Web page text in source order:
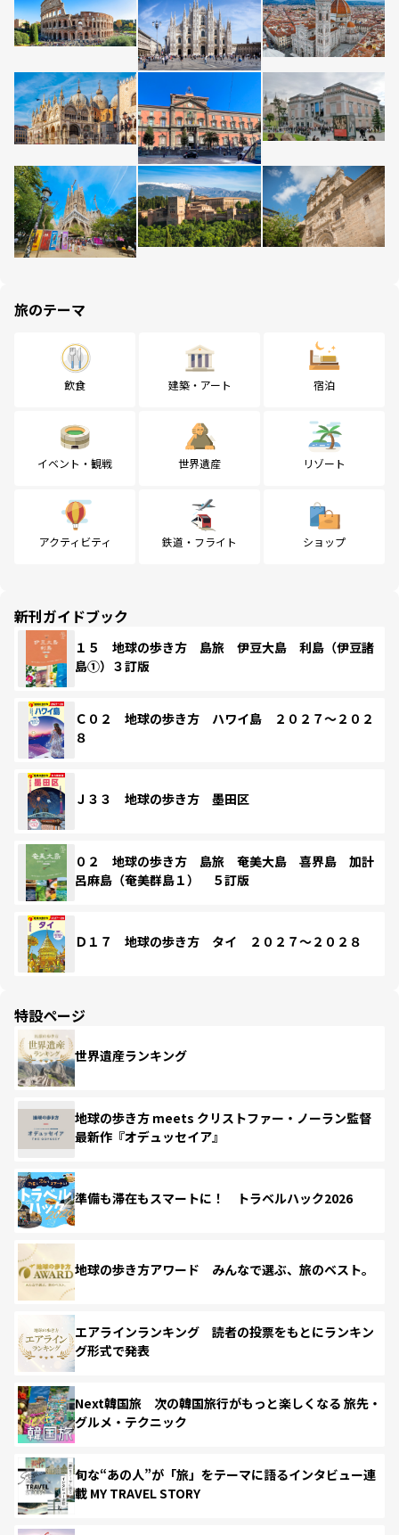
旅のテーマ
飲食 建築・アート 宿泊
イベント・観戦 世界遺産 リゾート
アクティビティ 鉄道・フライト ショップ
新刊ガイドブック
１５ 地球の歩き方 島旅 伊豆大島 利島（伊豆諸
島①）３訂版
Ｃ０２ 地球の歩き方 ハワイ島 ２０２７～２０２
８
Ｊ３３ 地球の歩き方 墨田区
０２ 地球の歩き方 島旅 奄美大島 喜界島 加計
呂麻島（奄美群島１） ５訂版
Ｄ１７ 地球の歩き方 タイ ２０２７～２０２８
特設ページ
世界遺産ランキング
地球の歩き方 meets クリストファー・ノーラン監督
最新作『オデュッセイア』
準備も滞在もスマートに！ トラベルハック2026
地球の歩き方アワード みんなで選ぶ、旅のベスト。
エアラインランキング 読者の投票をもとにランキン
グ形式で発表
Next韓国旅 次の韓国旅行がもっと楽しくなる 旅先・
グルメ・テクニック
旬な“あの人”が「旅」をテーマに語るインタビュー連
載 MY TRAVEL STORY